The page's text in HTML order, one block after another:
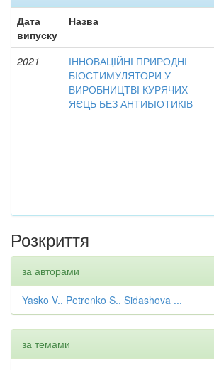
Дата
випуску
Назва
2021
ІННОВАЦІЙНІ ПРИРОДНІ
БІОСТИМУЛЯТОРИ У
ВИРОБНИЦТВІ КУРЯЧИХ
ЯЄЦЬ БЕЗ АНТИБІОТИКІВ
Розкриття
за авторами
Yasko V., Petrenko S., Sidashova ...
за темами